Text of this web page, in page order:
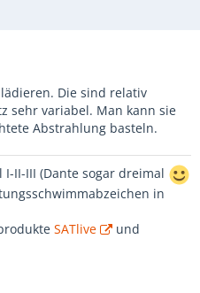
Die sind relativ
sehr variabel. Man kann sie
Abstrahlung basteln.
II-III (Dante sogar dreimal
in
SATlive
und